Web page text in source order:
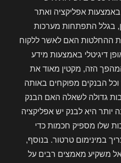
באמצעות אפליקציה ואתר
בגלל התפתחות מערכות
ההחלטות האם לאשר ללקוח
דיגיטלי באמצעות מידע
הזה, מקטין מאוד את
הבנקים מפוקחים באותה
גדולה לשאלה האם הבנק
היא לבנק יש אפליקציה
שלו מספיק חכמות כדי
במינימום טרטור. בנוסף,
משקיע מאמצים רבים על